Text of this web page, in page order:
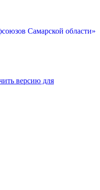
Самарской области»
версию для